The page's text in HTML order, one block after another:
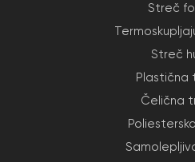
Streč
Streč
Plastična
Čelična